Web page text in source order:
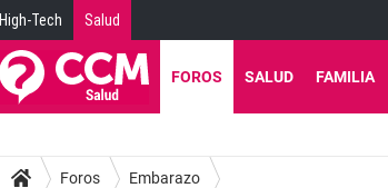
High-Tech Salud
FOROS SALUD FAMILIA
Foros Embarazo